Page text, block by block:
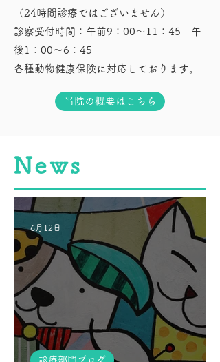
（24時間診療ではございません）
​診察受付時間：午前9：00～11：45 午
後1：00～6：45
各種動物健康保険に対応しております。
当院の概要はこちら
​News
診療部門ブログ
6月12日